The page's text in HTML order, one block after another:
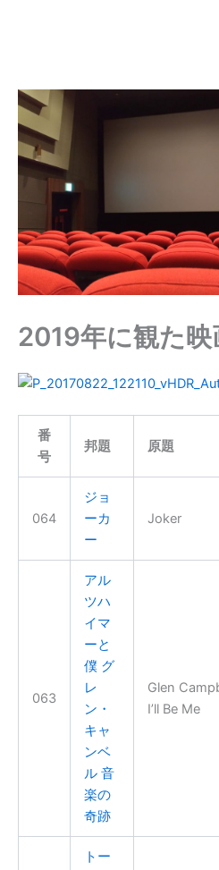
2019年に観た映
番
号
邦題 原題
064
ジョ
ーカ
ー
Joker
063
アル
ツハ
イマ
ーと
僕 グ
レ
ン・
キャ
ンベ
ル 音
楽の
奇跡
Glen
I’ll Be Me
トー